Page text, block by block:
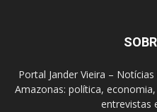
Portal Jander Vieira –
Amazonas: política,
entrevistas